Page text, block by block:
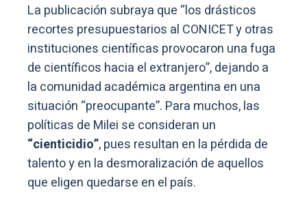
La publicación subraya que “los drásticos
recortes presupuestarios al CONICET y otras
instituciones científicas provocaron una fuga
de científicos hacia el extranjero”, dejando a
la comunidad académica argentina en una
situación “preocupante”. Para muchos, las
políticas de Milei se consideran un
“cienticidio”, pues resultan en la pérdida de
talento y en la desmoralización de aquellos
que eligen quedarse en el país.